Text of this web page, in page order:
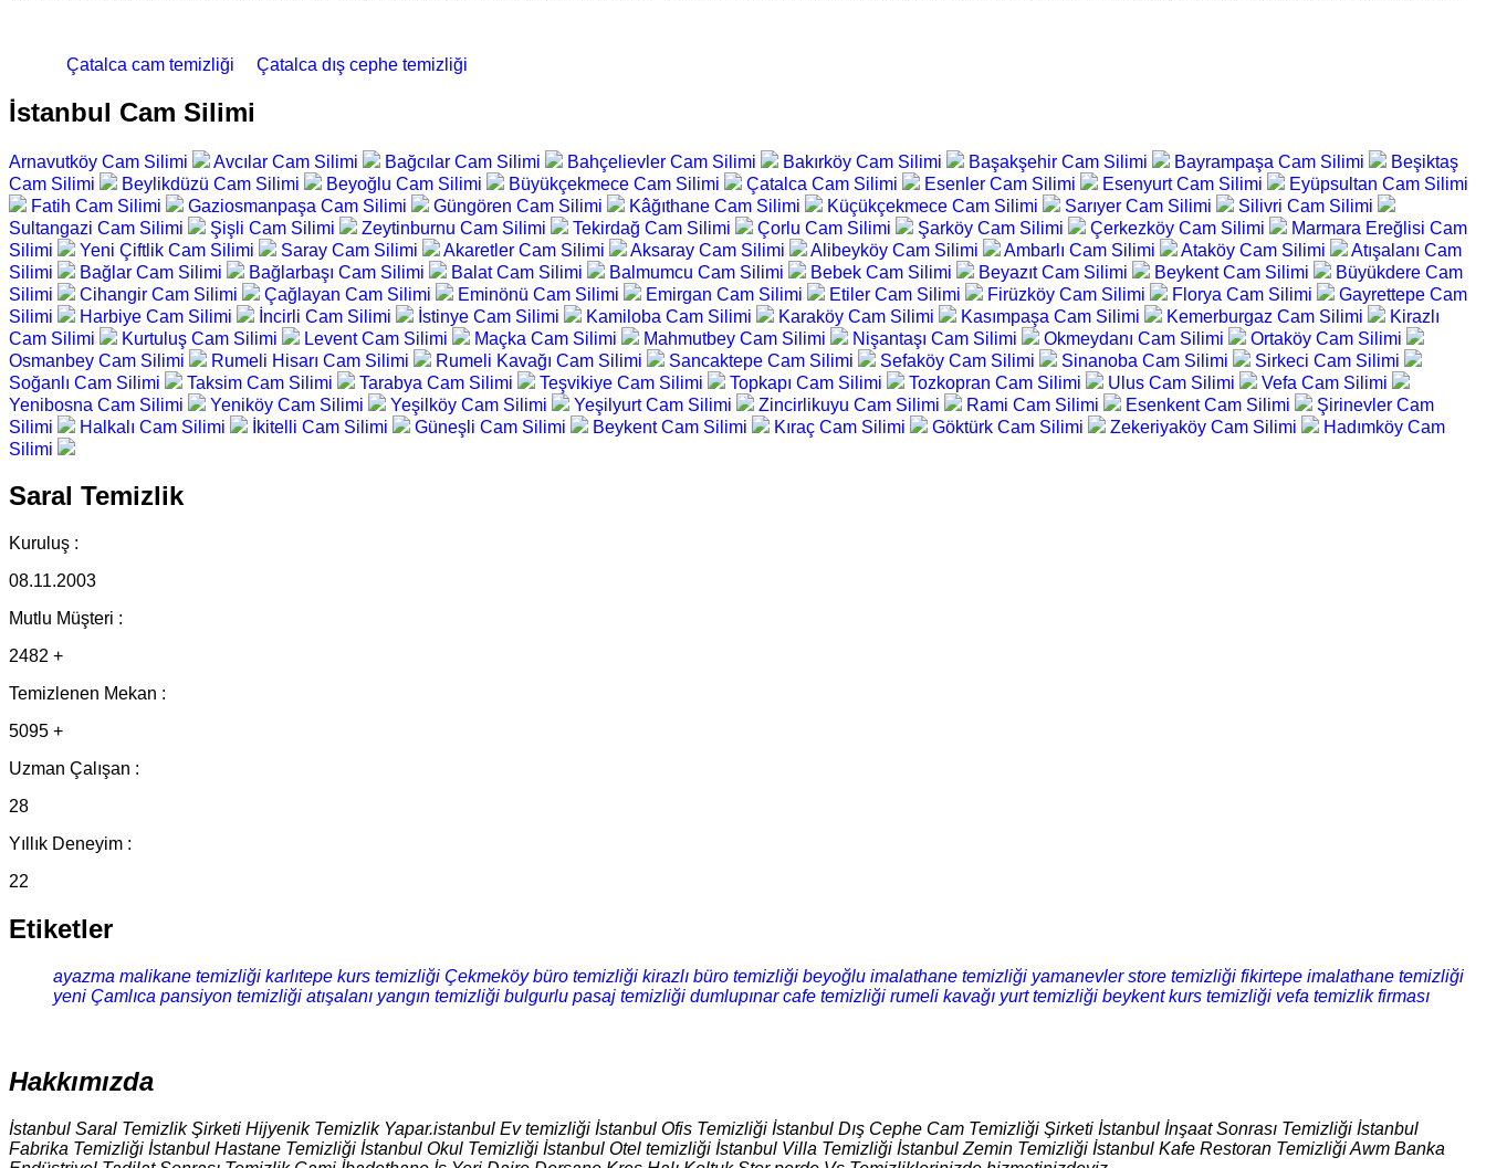
Çatalca cam temizliği Çatalca dış cephe temizliği
İstanbul Cam Silimi
Arnavutköy Cam Silimi Avcılar Cam Silimi Bağcılar Cam Silimi Bahçelievler Cam Silimi Bakırköy Cam Silimi Başakşehir Cam Silimi Bayrampaşa Cam Silimi
Beşiktaş
Cam Silimi
Beylikdüzü Cam Silimi Beyoğlu Cam Silimi Büyükçekmece Cam Silimi Çatalca Cam Silimi Esenler Cam Silimi Esenyurt Cam Silimi
Eyüpsultan Cam Silimi
Fatih Cam Silimi
Gaziosmanpaşa Cam Silimi Güngören Cam Silimi Kâğıthane Cam Silimi Küçükçekmece Cam Silimi Sarıyer Cam Silimi
Silivri Cam Silimi
Sultangazi Cam Silimi
Şişli Cam Silimi Zeytinburnu Cam Silimi Tekirdağ Cam Silimi Çorlu Cam Silimi Şarköy Cam Silimi Çerkezköy Cam Silimi
Marmara Ereğlisi Cam
Silimi
Yeni Çiftlik Cam Silimi Saray Cam Silimi Akaretler Cam Silimi Aksaray Cam Silimi Alibeyköy Cam Silimi Ambarlı Cam Silimi Ataköy Cam Silimi
Atışalanı Cam
Silimi
Bağlar Cam Silimi Bağlarbaşı Cam Silimi Balat Cam Silimi Balmumcu Cam Silimi Bebek Cam Silimi Beyazıt Cam Silimi Beykent Cam Silimi
Büyükdere Cam
Silimi
Cihangir Cam Silimi Çağlayan Cam Silimi Eminönü Cam Silimi Emirgan Cam Silimi Etiler Cam Silimi Firüzköy Cam Silimi Florya Cam Silimi
Gayrettepe Cam
Silimi
Harbiye Cam Silimi İncirli Cam Silimi İstinye Cam Silimi Kamiloba Cam Silimi Karaköy Cam Silimi Kasımpaşa Cam Silimi Kemerburgaz Cam Silimi
Kirazlı
Cam Silimi
Kurtuluş Cam Silimi Levent Cam Silimi Maçka Cam Silimi Mahmutbey Cam Silimi Nişantaşı Cam Silimi Okmeydanı Cam Silimi
Ortaköy Cam Silimi
Osmanbey Cam Silimi
Rumeli Hisarı Cam Silimi Rumeli Kavağı Cam Silimi Sancaktepe Cam Silimi Sefaköy Cam Silimi Sinanoba Cam Silimi
Sirkeci Cam Silimi
Soğanlı Cam Silimi
Taksim Cam Silimi Tarabya Cam Silimi Teşvikiye Cam Silimi Topkapı Cam Silimi Tozkopran Cam Silimi Ulus Cam Silimi
Vefa Cam Silimi
Yenibosna Cam Silimi
Yeniköy Cam Silimi Yeşilköy Cam Silimi Yeşilyurt Cam Silimi Zincirlikuyu Cam Silimi Rami Cam Silimi Esenkent Cam Silimi
Şirinevler Cam
Silimi
Halkalı Cam Silimi İkitelli Cam Silimi Güneşli Cam Silimi Beykent Cam Silimi Kıraç Cam Silimi Göktürk Cam Silimi Zekeriyaköy Cam Silimi
Hadımköy Cam
Silimi
Saral Temizlik
Kuruluş :
08.11.2003
Mutlu Müşteri :
2482 +
Temizlenen Mekan :
5095 +
Uzman Çalışan :
28
Yıllık Deneyim :
22
Etiketler
ayazma malikane temizliği karlıtepe kurs temizliği Çekmeköy büro temizliği kirazlı büro temizliği beyoğlu imalathane temizliği yamanevler store temizliği fikirtepe imalathane temizliği
yeni Çamlıca pansiyon temizliği atışalanı yangın temizliği bulgurlu pasaj temizliği dumlupınar cafe temizliği rumeli kavağı yurt temizliği beykent kurs temizliği vefa temizlik firması
Hakkımızda
İstanbul Saral Temizlik Şirketi Hijyenik Temizlik Yapar.istanbul Ev temizliği İstanbul Ofis Temizliği İstanbul Dış Cephe Cam Temizliği Şirketi İstanbul İnşaat Sonrası Temizliği İstanbul
Fabrika Temizliği İstanbul Hastane Temizliği İstanbul Okul Temizliği İstanbul Otel temizliği İstanbul Villa Temizliği İstanbul Zemin Temizliği İstanbul Kafe Restoran Temizliği Awm Banka